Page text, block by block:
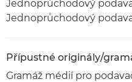
Jednoprůchodový
Jednoprůchodový
Přípustné originály/
Gramáž médií pro